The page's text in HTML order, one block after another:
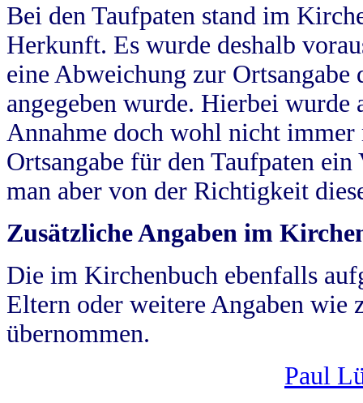
Bei den Taufpaten stand im
Herkunft. Es wurde deshalb
eine Abweichung zur
angegeben wurde. Hierbei wurde
Annahme doch wohl nicht
Ortsangabe für den Taufpaten
man aber von der Richtigkeit
Zusätzliche Angaben im
Die im Kirchenbuch ebenfalls
Eltern oder weitere Angaben wie
übernommen.
Paul